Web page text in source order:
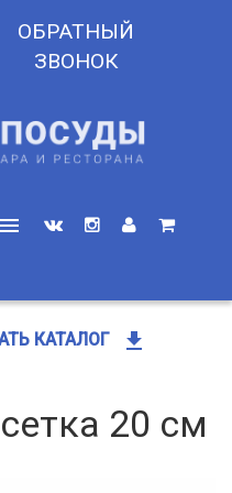
ОБРАТНЫЙ
ЗВОНОК
menu
КАТАЛОГ get_app
20 см